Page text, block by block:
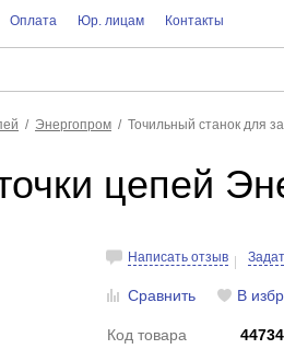
Оплата Юр. лицам Контакты
Энергопром Точильный станок для
цепей
Написать отзыв
Сравнить В
Код товара